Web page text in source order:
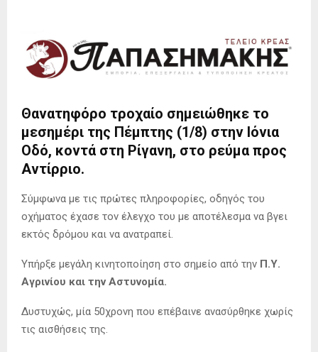
Θανατηφόρο τροχαίο σημειώθηκε το
μεσημέρι της Πέμπτης (1/8) στην Ιόνια
Οδό, κοντά στη Ρίγανη, στο ρεύμα προς
Αντίρριο.
Σύμφωνα με τις πρώτες πληροφορίες, οδηγός του
οχήματος έχασε τον έλεγχο του με αποτέλεσμα να βγει
εκτός δρόμου και να ανατραπεί.
Υπήρξε μεγάλη κινητοποίηση στο σημείο από την Π.Υ.
Αγρινίου και την Αστυνομία.
Δυστυχώς, μία 50χρονη που επέβαινε ανασύρθηκε χωρίς
τις αισθήσεις της.